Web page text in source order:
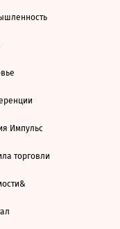
Импульс
торговли